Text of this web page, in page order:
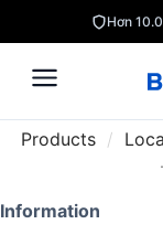
Hơn
Products /
Information